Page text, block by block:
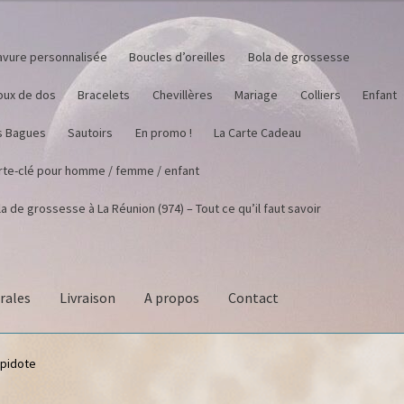
personnalisée Boucles d’oreilles Bola de grossesse
de dos Bracelets Chevillères Mariage Colliers Enfant
Bagues Sautoirs En promo ! La Carte Cadeau
clé pour homme / femme / enfant
de grossesse à La Réunion (974) – Tout ce qu’il faut savoir
Livraison A propos Contact